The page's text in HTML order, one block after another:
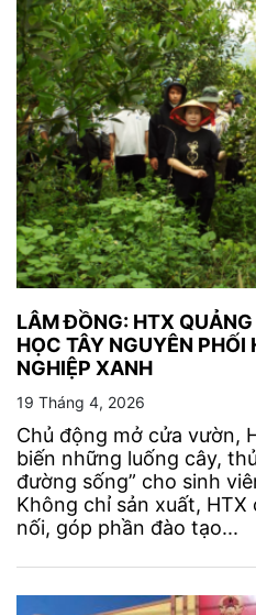
LÂM ĐỒNG: HTX
HỌC TÂY NGUYÊN PHỐI
NGHIỆP XANH
19 Tháng 4, 2026
Chủ động mở cửa vườn,
biến những luống cây,
đường sống” cho sinh
Không chỉ sản xuất,
nối, góp phần đào tạo...